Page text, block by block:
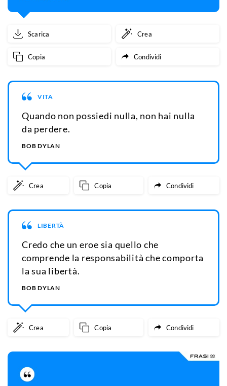
Scarica Crea
Copia Condividi
VITA
Quando non possiedi nulla, non hai nulla
da perdere.
BOB DYLAN
Crea Copia Condividi
LIBERTÀ
Credo che un eroe sia quello che
comprende la responsabilità che comporta
la sua libertà.
BOB DYLAN
Crea Copia Condividi